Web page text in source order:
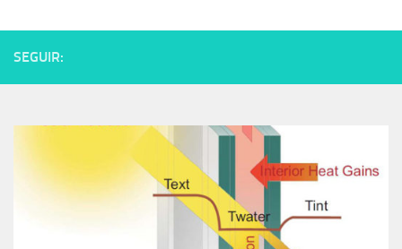
SEGUIR: